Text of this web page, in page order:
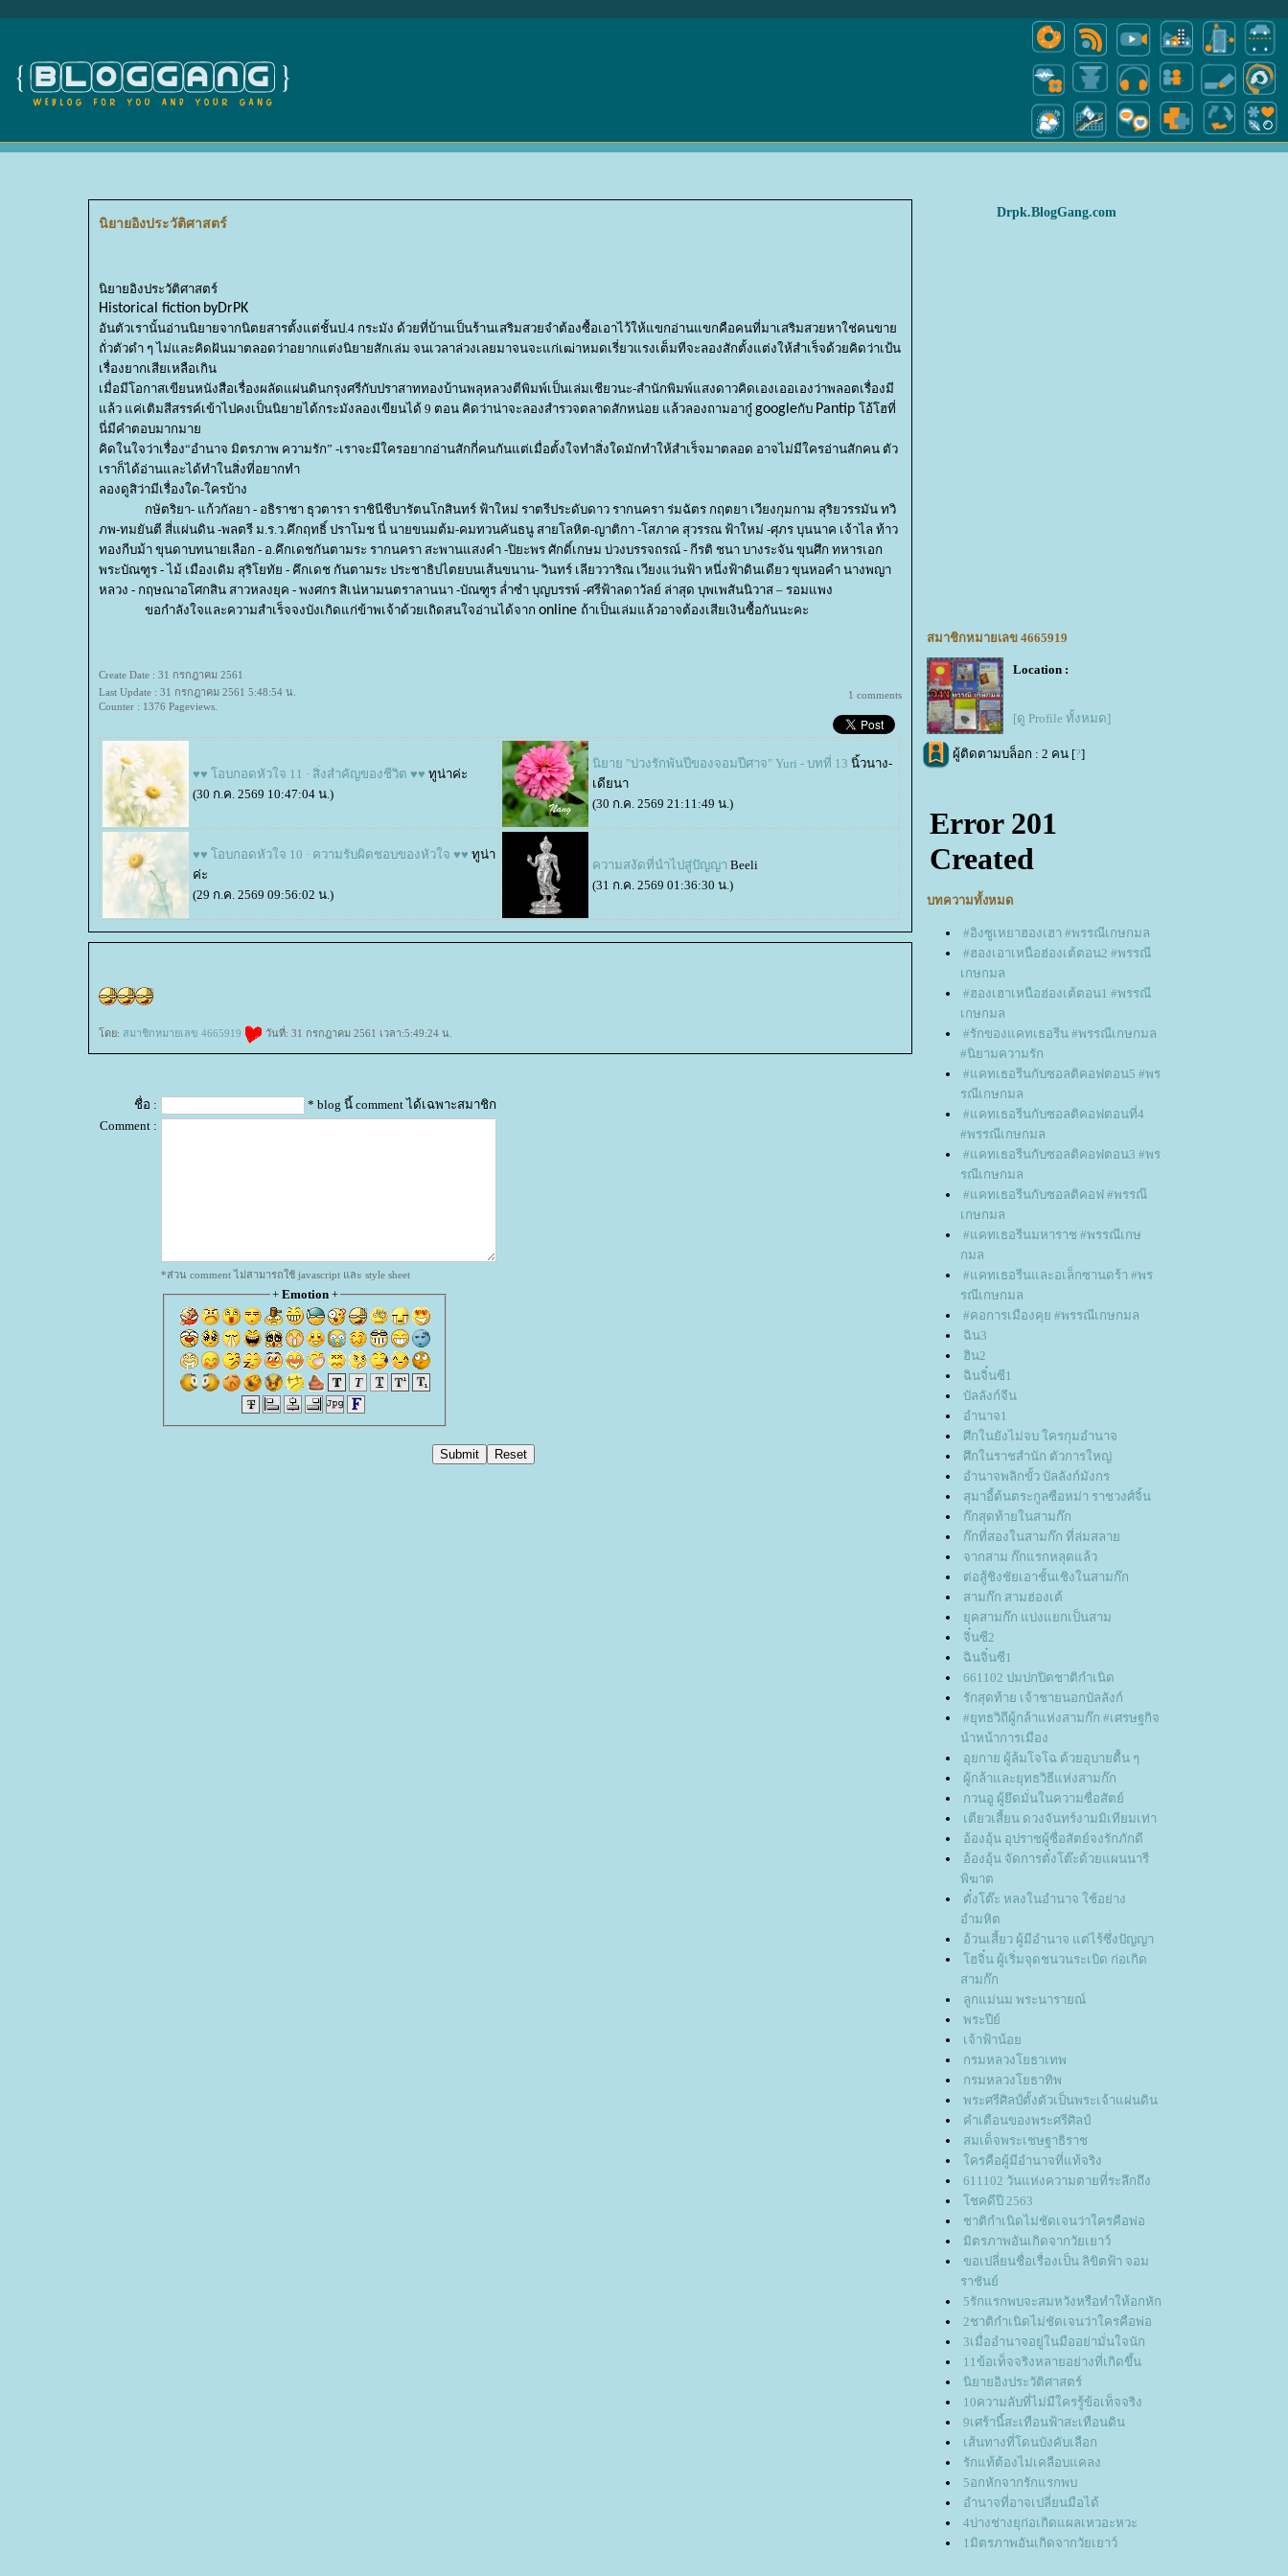
นิยายอิงประวัติศาสตร์
นิยายอิงประวัติศาสตร์
Historical fiction byDrPK
อันตัวเรานั้นอ่านนิยายจากนิตยสารตั้งแต่ชั้นป.4 กระมัง ด้วยที่บ้านเป็นร้านเสริมสวยจำต้องซื้อเอาไว้ให้แขกอ่านแขกคือคนที่มาเสริมสวยหาใช่คนขา
ถั่วตัวดำ ๆ ไม่และคิดฝันมาตลอดว่าอยากแต่งนิยายสักเล่ม จนเวลาล่วงเลยมาจนจะแก่เฒ่าหมดเรี่ยวแรงเต็มทีจะลองสักตั้งแต่งให้สำเร็จด้วยคิดว่าเป้น
เรื่องยากเสียเหลือเกิน
เมื่อมีโอกาสเขียนหนังสือเรื่องผลัดแผ่นดินกรุงศรีกับปราสาททองบ้านพลุหลวงตีพิมพ์เป็นเล่มเชียวนะ-สำนักพิมพ์แสงดาวคิดเองเออเองว่าพลอตเรื่องมี
ล้ว แค่เติมสีสรรค์เข้าไปคงเป็นนิยายได้กระมังลองเขียนได้ 9 ตอน คิดว่าน่าจะลองสำรวจตลาดสักหน่อย แล้วลองถามอากู๋ googleกับ Pantip อ้โฮที่
นี่มีคำตอบมากมา
คิดในใจว่าเรื่อง“อำนาจ มิตรภาพ ความรัก” -เราจะมีใครอยากอ่านสักกี่คนกันแต่เมื่อตั้งใจทำสิ่งใดมักทำให้สำเร็จมาตลอด อาจไม่มีใครอ่านสักคน ตัว
เราก็ได้อ่านและได้ทำในสิ่งที่อยากทำ
ลองดูสิว่ามีเรื่องใด-ใครบ้าง
กษัตริยา- แก้วกัลยา - อธิราชา ธุวตารา ราชินีชีบารัตนโกสินทร์ ฟ้าใหม่ ราตรีประดับดาว รากนครา ร่มฉัตร กฤตยา เวียงกุมกาม สุริยวรรมัน ทวิ
ภพ-ทมยันตี สี่แผ่นดิน -พลตรี ม.ร.ว.คึกฤทธิ์ ปราโมช นี่ นายขนมต้ม-คมทวนคันธนู สายโลหิต-ญาติกา -โสภาค สุวรรณ ฟ้าใหม่ -ศุภร บุนนาค เจ้าไล ท้าว
ทองกีบม้า ขุนดาบทนายเลือก - อ.คึกเดชกันตามระ รากนครา สะพานแสงคำ -ปิยะพร ศักดิ์เกษม บ่วงบรรจถรณ์ - กีรติ ชนา บางระจัน ขุนศึก ทหารเอก
พระบัณฑูร - ไม้ เมืองเดิม สุริโยทัย - คึกเดช กันตามระ ประชาธิปไตยบนเส้นขนาน- วินทร์ เลียววาริณ เวียงแว่นฟ้า หนึ่งฟ้าดินเดียว ขุนหอคำ นางพญา
หลวง - กฤษณาอโศกสิน สาวหลงยุค - พงศกร สิเน่หามนตราลานนา -บัณฑูร ล่ำซำ บุญบรรพ์ -ศรีฟ้าลดาวัลย์ ล่าสุด บุพเพสันนิวาส – รอมแพง
ขอกำลังใจและความสำเร็จจงบังเกิดแก่ข้าพเจ้าด้วยเถิดสนใจอ่านได้จาก online ถ้าเป็นเล่มแล้วอาจต้องเสียเงินซื้อกันนะคะ
Create Date : 31 กรกฎาคม 2561
Last Update : 31 กรกฎาคม 2561 5:48:54 น.
Counter : 1376 Pageviews.
1 comments
♥♥ โอบกอดหัวใจ 11 · สิ่งสำคัญของชีวิต ♥♥ ทูน่าค่ะ
(30 ก.ค. 2569 10:47:04 น.)
นิยาย "บ่วงรักพันปีของจอมปีศาจ" Yuri - บทที่ 13 นิ้วนาง-
เดียนา
(30 ก.ค. 2569 21:11:49 น.)
♥♥ โอบกอดหัวใจ 10 · ความรับผิดชอบของหัวใจ ♥♥ ทูน่า
ค่ะ
(29 ก.ค. 2569 09:56:02 น.)
ความสงัดที่นำไปสู่ปัญญา Beeli
(31 ก.ค. 2569 01:36:30 น.)
ดย: สมาชิกหมายเลข 4665919 วันที่: 31 กรกฎาคม 2561 เวลา:5:49:24 น.
ชื่อ :
* blog นี้ comment ได้เฉพาะสมาชิก
Comment :
*ส่วน comment ไม่สามารถใช้ javascript และ style sheet
+ Emotion+
Drpk.BlogGang.com
สมาชิกหมายเลข 4665919
Location :
[ดู Profile ทั้งหมด]
ผู้ติดตามบล็อก : 2 คน [?]
บทความทั้งหมด
#อิงซูเหยาฮองเฮา #พรรณีเกษกมล
#ฮองเอาเหนือฮ่องเต้ตอน2 #พรรณี
เกษกมล
#ฮองเฮาเหนือฮ่องเต้ตอน1 #พรรณี
เกษกมล
#รักของแคทเธอรีน #พรรณีเกษกมล
#นิยามความรัก
#แคทเธอรีนกับซอลติคอฟตอน5 #พร
รณีเกษกมล
#แคทเธอรีนกับซอลติคอฟตอนที่4
#พรรณีเกษกมล
#แคทเธอรีนกับซอลติคอฟตอน3 #พร
รณีเกษกมล
#แคทเธอรีนกับซอลติคอฟ #พรรณ๊
เกษกมล
#แคทเธอรีนมหาราช #พรรณีเกษ
กมล
#แคทเธอรีนและอเล็กซานดร้า #พร
รณีเกษกมล
#คอการเมืองคุย #พรรณีเกษกมล
ฉิน3
ฮิน2
ฉินจิ๋นซี1
บัลลังก์จีน
อำนาจ1
ศึกในยังไม่จบ ใครกุมอำนาจ
ศึกในราชสำนัก ตัวการใหญ่
อำนาจพลิกขั้ว บัลลังก์มังกร
สุมาอี้ต้นตระกูลซือหม่า ราชวงศ์จิ้น
ก๊กสุดท้ายในสามก๊ก
ก๊กที่สองในสามก๊ก ที่ล่มสลา
จากสาม ก๊กแรกหลุดแล้ว
ต่อสู้ชิงชัยเอาชั้นเชิงในสามก๊ก
สามก๊ก สามฮ่องเต้
ุคสามก๊ก แบ่งแยกเป็นสาม
จิ๋นซี2
ฉินจิ๋นซี1
661102 ปมปกปิดชาติกำเนิด
รักสุดท้าย เจ้าชายนอกบัลลังก์
#ยุทธวิถีผู้กล้าแห่งสามก๊ก #เศรษฐกิจ
นำหน้าการเมือง
อุยกาย ผู้ล้มโจโฉ ด้วยอุบายตื้น ๆ
ผู้กล้าและยุทธวิธีแห่งสามก๊ก
กวนอู ผู้ยึดมั่นในความซื่อสัตย์
เตียวเสี้ยน ดวงจันทร์งามมิเทียมเท่า
อ้องอุ้น อุปราชผู้ซื่อสัตย์จงรักภักดี
อ้องอุ้น จัดการตั๋งโต๊ะด้วยแผนนารี
พิฆาต
ตั๋งโต๊ะ หลงในอำนาจ ใช้อย่าง
อำมหิต
อ้วนเสี้ยว ผู้มีอำนาจ แต่ไร้ซึ่งปัญญา
ฮจิ๋น ผู้เริ่มจุดชนวนระเบิด ก่อเกิด
สามก๊ก
ลูกแม่นม พระนารายณ์
พระปีย์
เจ้าฟ้าน้อ
กรมหลวงโยธาเทพ
กรมหลวงโยธาทิพ
พระศรีศิลป์ตั้งตัวเป็นพระเจ้าแผ่นดิน
คำเตือนของพระศรีศิลป์
สมเด็จพระเชษฐาธิราช
ครคือผู้มีอำนาจที่แท้จริง
611102 วันแห่งความตายที่ระลึกถึง
ชคดีปี 2563
ชาติกำเนิดไม่ชัดเจนว่าใครคือพ่อ
มิตรภาพอันเกิดจากวัยเยาว์
ขอเปลี่ยนชื่อเรื่องเป็น ลิขิตฟ้า จอม
ราชันย์
5รักแรกพบจะสมหวังหรือทำให้อกหัก
2ชาติกำเนิดไม่ชัดเจนว่าใครคือพ่อ
3เมื่ออำนาจอยู่ในมืออย่ามั่นใจนัก
11ข้อเท็จจริงหลายอย่างที่เกิดขึ้น
นิยายอิงประวัติศาสตร์
10ความลับที่ไม่มีใครรู้ข้อเท็จจริง
9เศร้านี้สะเทือนฟ้าสะเทือนดิน
เส้นทางที่โดนบังคับเลือก
รักแท้ต้องไม่เคลือบแคลง
5อกหักจากรักแรกพบ
อำนาจที่อาจเปลี่ยนมือได้
4บ่างช่างยุก่อเกิดแผลเหวอะหวะ
1มิตรภาพอันเกิดจากวัยเยาว์